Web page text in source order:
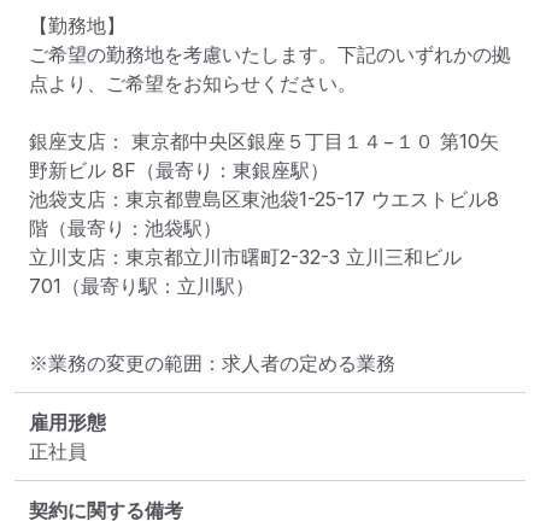
【勤務地】
ご希望の勤務地を考慮いたします。下記のいずれかの拠
点より、ご希望をお知らせください。
銀座支店： 東京都中央区銀座５丁目１４−１０ 第10矢
野新ビル 8F（最寄り：東銀座駅）
池袋支店：東京都豊島区東池袋1-25-17 ウエストビル8
階（最寄り：池袋駅）
立川支店：東京都立川市曙町2-32-3 立川三和ビル
701（最寄り駅：立川駅）
※業務の変更の範囲：求人者の定める業務
雇用形態
正社員
契約に関する備考